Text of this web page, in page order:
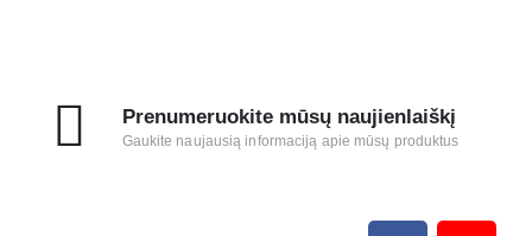
Prenumeruokite mūsų naujienlaiškį
Gaukite naujausią informaciją apie mūsų produktus